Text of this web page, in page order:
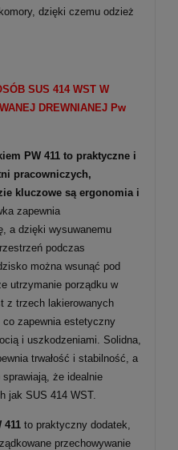
dzięki czemu odzież
SUS 414 WST W
DREWNIANEJ Pw
PW 411 to praktyczne i
pracowniczych,
kluczowe są ergonomia i
zapewnia
a dzięki wysuwanemu
podczas
można wsunąć pod
utrzymanie porządku w
z trzech lakierowanych
co zapewnia estetyczny
i uszkodzeniami. Solidna,
trwałość i stabilność, a
że idealnie
jak SUS 414 WST.
411 to praktyczny dodatek,
przechowywanie